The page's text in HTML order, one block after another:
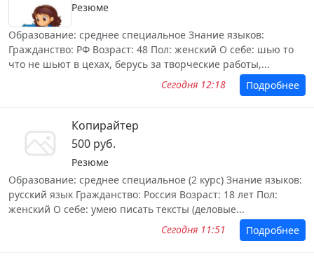
Резюме
Образование: среднее специальное Знание языков:
Гражданство: РФ Возраст: 48 Пол: женский О себе: шью то
что не шьют в цехах, берусь за творческие работы,...
Сегодня 12:18
Подробнее
Копирайтер
500 руб.
Резюме
Образование: среднее специальное (2 курс) Знание языков:
русский язык Гражданство: Россия Возраст: 18 лет Пол:
женский О себе: умею писать тексты (деловые...
Сегодня 11:51
Подробнее